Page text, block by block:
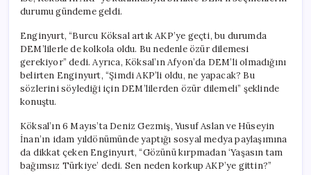
durumu gündeme geldi.
Enginyurt, “Burcu Köksal artık AKP’ye geçti, bu durumda
DEM’lilerle de kolkola oldu. Bu nedenle özür dilemesi
gerekiyor” dedi. Ayrıca, Köksal’ın Afyon’da DEM’li olmadığını
belirten Enginyurt, “Şimdi AKP’li oldu, ne yapacak? Bu
sözlerini söylediği için DEM’lilerden özür dilemeli” şeklinde
konuştu.
Köksal’ın 6 Mayıs’ta Deniz Gezmiş, Yusuf Aslan ve Hüseyin
İnan’ın idam yıldönümünde yaptığı sosyal medya paylaşımına
da dikkat çeken Enginyurt, “Gözünü kırpmadan ‘Yaşasın tam
bağımsız Türkiye’ dedi. Sen neden korkup AKP’ye gittin?”